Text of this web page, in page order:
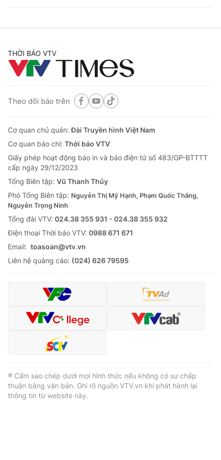
THỜI BÁO VTV
Theo dõi báo trên
Cơ quan chủ quản:Đài Truyền hình Việt Nam
Cơ quan báo chí: Thời báo VTV
Giấy phép hoạt động báo in và báo điện tử số 483/GP-BTTTT
cấp ngày 29/12/2023
Tổng Biên tập: Vũ Thanh Thủy
Phó Tổng Biên tập: Nguyễn Thị Mỹ Hạnh, Phạm Quốc Thắng,
Nguyễn Trọng Ninh
Tổng đài VTV: 024.38 355 931 - 024.38 355 932
Ðiện thoại Thời báo VTV: 0988 671 671
Email: toasoan@vtv.vn
Liên hệ quảng cáo: (024) 626 79595
® Cấm sao chép dưới mọi hình thức nếu không có sự chấp
thuận bằng văn bản. Ghi rõ nguồn VTV.vn khi phát hành lại
thông tin từ website này.